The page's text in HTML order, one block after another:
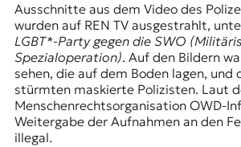
Ausschnitte aus dem Video des
wurden auf REN TV ausgestrahlt,
LGBT*-Party gegen die SWO (
Spezialoperation). Auf den Bildern
sehen, die auf dem Boden lagen, und
stürmten maskierte Polizisten. Laut
Menschenrechtsorganisation OWD-
Weitergabe der Aufnahmen an den
illegal.